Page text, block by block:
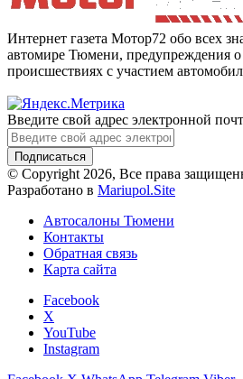
Интернет газета Мотор72 обо всех
автомире Тюмени, предупреждения
происшествиях с участием
Введите свой адрес электронной
© Copyright 2026, Все права
Разработано в Mariupol.Site
Автосалоны Тюмени
Контакты
Обратная связь
Карта сайта
Facebook
X
YouTube
Instagram